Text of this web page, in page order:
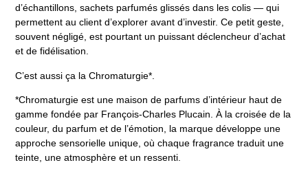
d’échantillons, sachets parfumés glissés dans les colis — qui
permettent au client d’explorer avant d’investir. Ce petit geste,
souvent négligé, est pourtant un puissant déclencheur d’achat
et de fidélisation.
C’est aussi ça laChromaturgie*
*Chromaturgie est une maison de parfums d’intérieur haut de
gamme fondée par François-Charles Plucain. À la croisée de la
couleur, du parfum et de l’émotion, la marque développe une
approche sensorielle unique, où chaque fragrance traduit une
teinte, une atmosphère et un ressenti.